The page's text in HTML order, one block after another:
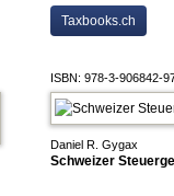
Taxbooks.ch
ISBN: 978-3-906842-
Daniel R. Gygax
Schweizer